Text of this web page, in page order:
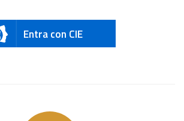
Entra con CIE